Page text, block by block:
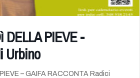
DELLA PIEVE -
Urbino
PIEVE – GAIFA RACCONTA Radici